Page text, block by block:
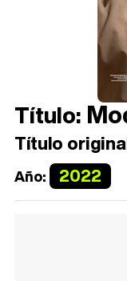
Título:
Título
Año: 2022